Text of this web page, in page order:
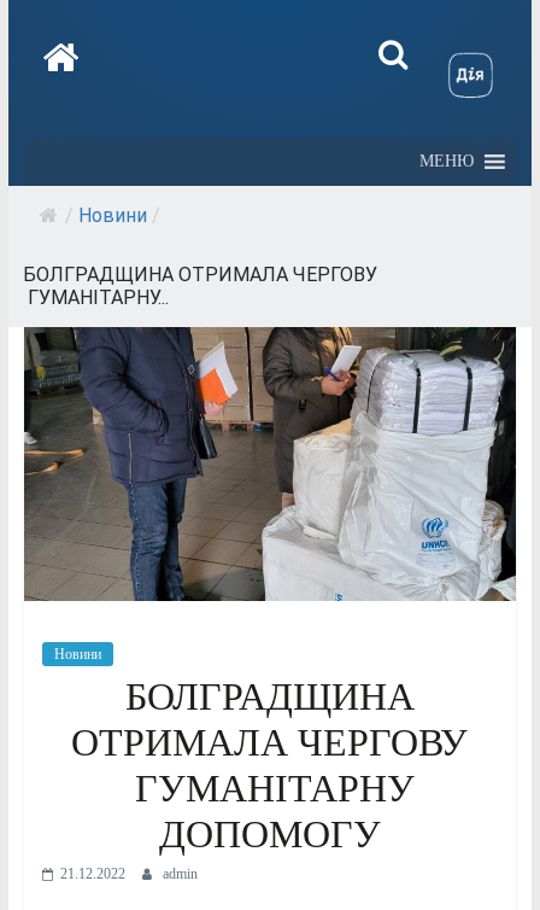
МЕНЮ
/ Новини /
БОЛГРАДЩИНА ОТРИМАЛА ЧЕРГОВУ
ГУМАНІТАРНУ...
Новини
БОЛГРАДЩИНА
ОТРИМАЛА ЧЕРГОВУ
ГУМАНІТАРНУ
ДОПОМОГУ
21.12.2022 admin